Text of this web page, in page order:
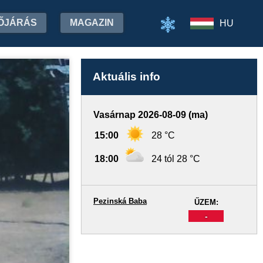
MAGAZIN HU
Aktuális info
Vasárnap 2026-08-09 (ma)
15:00 28 °C
18:00 24 tól 28 °C
ŰZEM:
-
Pezinská Baba